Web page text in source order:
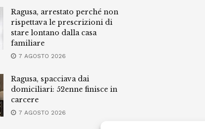
Ragusa, arrestato perché non
rispettava le prescrizioni di
stare lontano dalla casa
familiare
7 AGOSTO 2026
Ragusa, spacciava dai
domiciliari: 52enne finisce in
carcere
7 AGOSTO 2026